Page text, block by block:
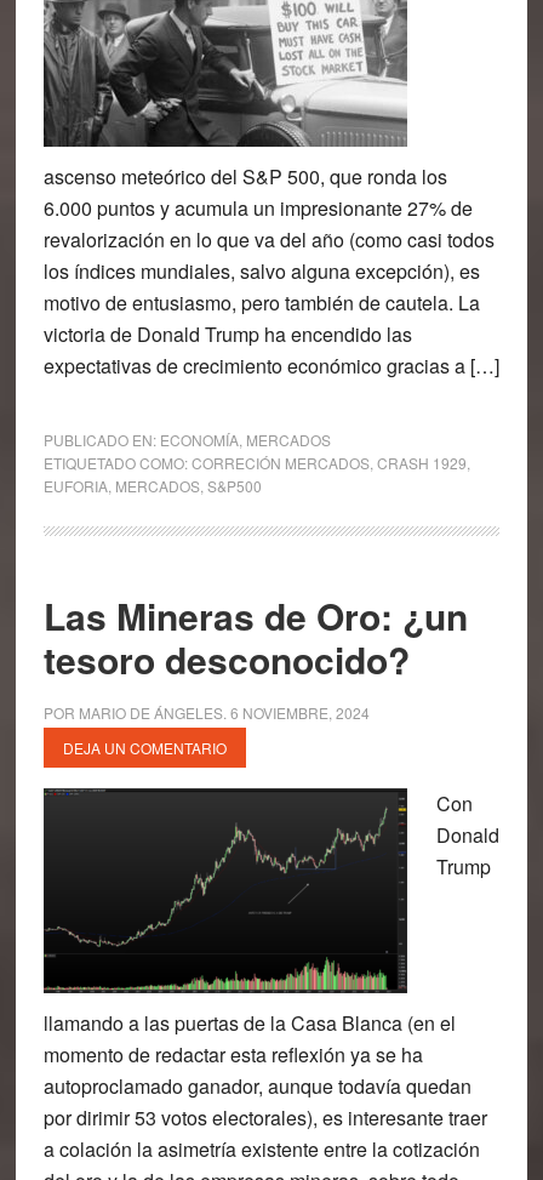
ascenso meteórico del S&P 500, que ronda los
6.000 puntos y acumula un impresionante 27% de
revalorización en lo que va del año (como casi todos
los índices mundiales, salvo alguna excepción), es
motivo de entusiasmo, pero también de cautela. La
victoria de Donald Trump ha encendido las
expectativas de crecimiento económico gracias a […]
PUBLICADO EN: ECONOMÍA, MERCADOS
ETIQUETADO COMO:CORRECIÓN MERCADOS, CRASH 1929
EUFORIA, MERCADOS, S&P500
Las Mineras de Oro: ¿un
tesoro desconocido?
POR MARIO DE ÁNGELES. 6 NOVIEMBRE, 2024
DEJA UN COMENTARIO
Con
Donald
Trump
llamando a las puertas de la Casa Blanca (en el
momento de redactar esta reflexión ya se ha
autoproclamado ganador, aunque todavía quedan
por dirimir 53 votos electorales), es interesante traer
a colación la asimetría existente entre la cotización